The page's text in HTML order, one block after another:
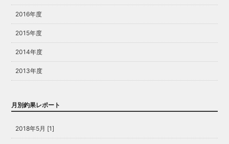
2016年度
2015年度
2014年度
2013年度
月別釣果レポート
2018年5月 [1]